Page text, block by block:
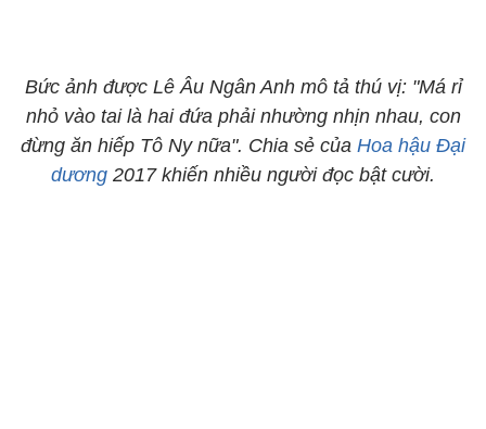
Bức ảnh được Lê Âu Ngân Anh mô tả thú vị: "Má rỉ
nhỏ vào tai là hai đứa phải nhường nhịn nhau, con
đừng ăn hiếp Tô Ny nữa". Chia sẻ của Hoa hậu Đại
dương 2017 khiến nhiều người đọc bật cười.